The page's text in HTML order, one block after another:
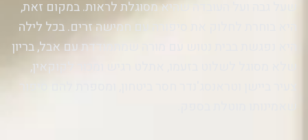
שעל גבה ועל העובדה שהיא מסוגלת לראות. במקום זאת,
היא בוחרת לחלוק את סיפורה עם חמישה זרים. בכל לילה
היא נפגשת בבית נטוש עם מורה שמתמודדת עם אבל, בריון
שלא מסוגל לשלוט בזעמו, אתלט רגיש ומכור לקוקאין,